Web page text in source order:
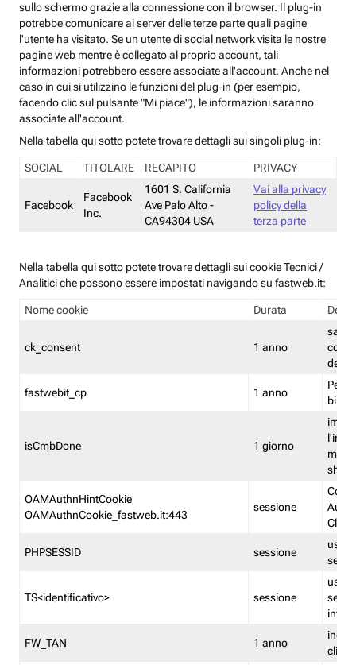
sullo schermo grazie alla connessione con il browser. Il plug-in
potrebbe comunicare ai server delle terze parte quali pagine
l'utente ha visitato. Se un utente di social network visita le nostre
pagine web mentre è collegato al proprio account, tali
informazioni potrebbero essere associate all'account. Anche nel
caso in cui si utilizzino le funzioni del plug-in (per esempio,
facendo clic sul pulsante "Mi piace"), le informazioni saranno
associate all'account.
Nella tabella qui sotto potete trovare dettagli sui singoli plug-in:
SOCIAL TITOLARE RECAPITO PRIVACY
Facebook
Facebook
Inc.
1601 S. California
Ave Palo Alto -
CA94304 USA
Vai alla privacy
policy della
terza parte
Nella tabella qui sotto potete trovare dettagli sui cookie Tecnici /
Analitici che possono essere impostati navigando su fastweb.it:
Nome cookie Durata
ck_consent 1 anno
salva
dei
fastwebit_cp 1 anno
isCmbDone 1 giorno
shp
OAMAuthnHintCookie
OAMAuthnCookie_fastweb.it:443
sessione
PHPSESSID sessione
TS<identificativo> sessione
FW_TAN 1 anno